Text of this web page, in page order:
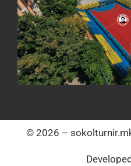
© 2026 –